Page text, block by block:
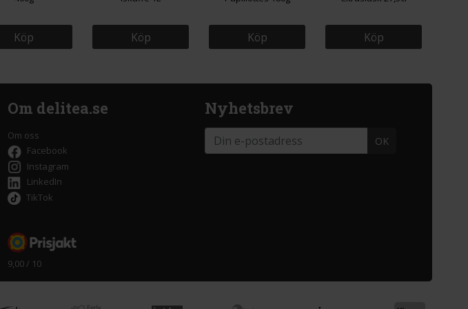
Köp Köp Köp Köp
Om delitea.se
Om oss
Facebook
Instagram
LinkedIn
TikTok
9,00 / 10
Nyhetsbrev
OK